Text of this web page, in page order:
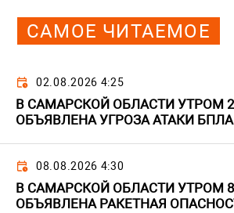
САМОЕ ЧИТАЕМОЕ
02.08.2026 4:25
В САМАРСКОЙ ОБЛАСТИ УТРОМ
ОБЪЯВЛЕНА УГРОЗА АТАКИ БПЛА
08.08.2026 4:30
В САМАРСКОЙ ОБЛАСТИ УТРОМ
ОБЪЯВЛЕНА РАКЕТНАЯ